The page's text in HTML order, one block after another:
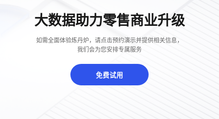
大数据助力零售商业升级
如需全面体验炼丹炉，请点击预约演示并提供相关信息，
我们会为您安排专属服务
免费试用